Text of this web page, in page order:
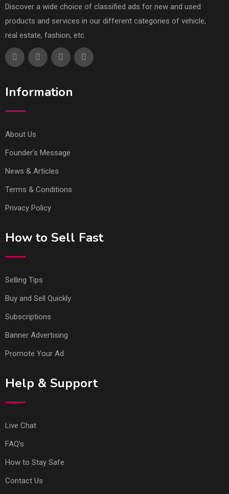
Discover a wide choice of classified ads for new and used
products and services in our different categories of vehicle,
real estate, fashion, etc.
Information
About Us
Founder’s Message
News & Articles
Terms & Conditions
Privacy Policy
How to Sell Fast
Selling Tips
Buy and Sell Quickly
Subscriptions
Banner Advertising
Promote Your Ad
Help & Support
Live Chat
FAQ’s
How to Stay Safe
Contact Us